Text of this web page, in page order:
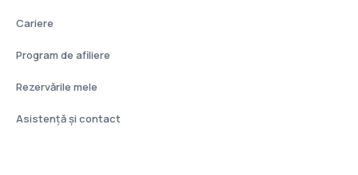
Cariere
Program de afiliere
Rezervările mele
Asistenţă şi contact